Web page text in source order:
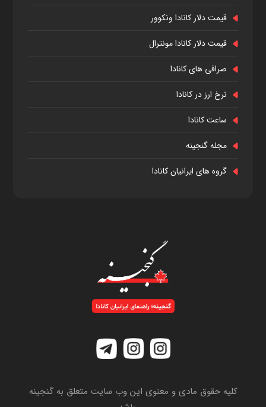
قیمت دلار کانادا ونکوور
قیمت دلار کانادا مونترال
صرافی های کانادا
نرخ ارز در کانادا
ساعت کانادا
مجله گنجینه
گروه های ایرانیان کانادا
کلیه حقوق مادی و معنوی این وب سایت متعلق به گنجینه